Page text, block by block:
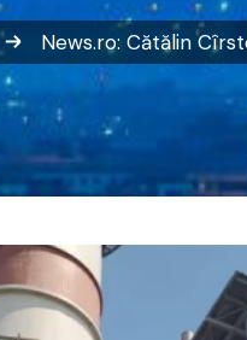
News.ro: Cătălin